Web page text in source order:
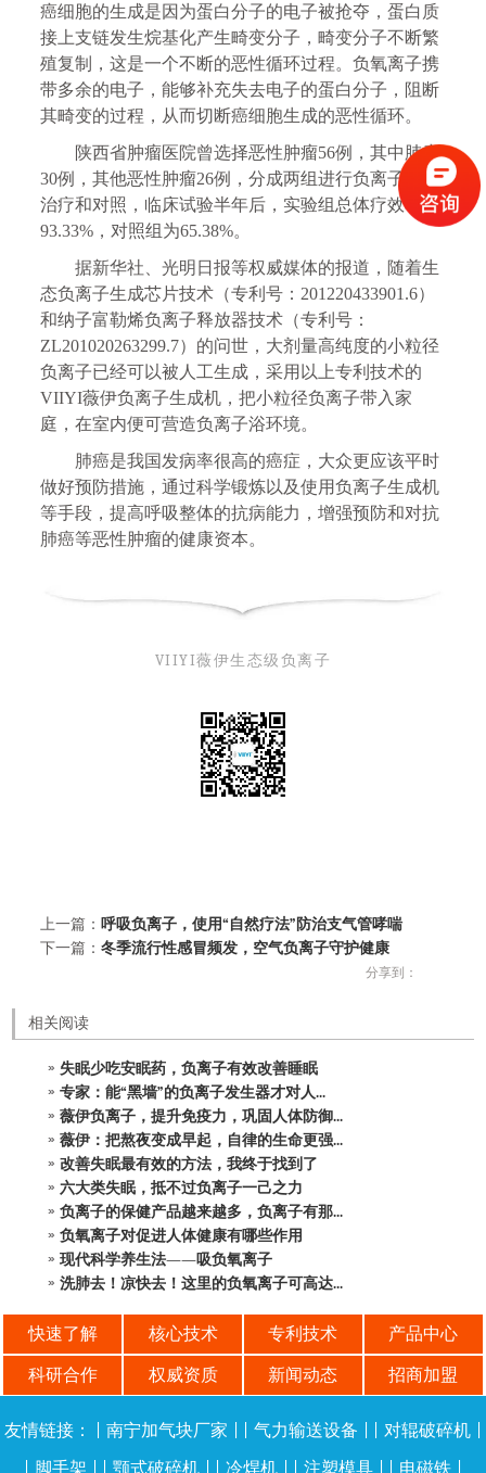
癌细胞的生成是因为蛋白分子的电子被抢夺，蛋白质
接上支链发生烷基化产生畸变分子，畸变分子不断繁
殖复制，这是一个不断的恶性循环过程。负氧离子携
带多余的电子，能够补充失去电子的蛋白分子，阻断
其畸变的过程，从而切断癌细胞生成的恶性循环。
陕西省肿瘤医院曾选择恶性肿瘤56例，其中肺癌
30例，其他恶性肿瘤26例，分成两组进行负离子吸入
治疗和对照，临床试验半年后，实验组总体疗效率为
93.33%，对照组为65.38%。
据新华社、光明日报等权威媒体的报道，随着生
态负离子生成芯片技术（专利号： 201220433901.6）
和纳子富勒烯负离子释放器技术（专利号：
ZL201020263299.7）的问世，大剂量高纯度的小粒径
负离子已经可以被人工生成，采用以上专利技术的
VIIYI薇伊负离子生成机，把小粒径负离子带入家
庭，在室内便可营造负离子浴环境。
肺癌是我国发病率很高的癌症，大众更应该平时
做好预防措施，通过科学锻炼以及使用负离子生成机
等手段，提高呼吸整体的抗病能力，增强预防和对抗
肺癌等恶性肿瘤的健康资本。
VIIYI薇伊生态级负离子
上一篇：呼吸负离子，使用“自然疗法”防治支气管哮喘
下一篇：冬季流行性感冒频发，空气负离子守护健康
分享到：
相关阅读
失眠少吃安眠药，负离子有效改善睡眠
专家：能“黑墙”的负离子发生器才对人...
薇伊负离子，提升免疫力，巩固人体防御...
薇伊：把熬夜变成早起，自律的生命更强...
改善失眠最有效的方法，我终于找到了
六大类失眠，抵不过负离子一己之力
负离子的保健产品越来越多，负离子有那...
负氧离子对促进人体健康有哪些作用
现代科学养生法——吸负氧离子
洗肺去！凉快去！这里的负氧离子可高达...
快速了解 核心技术 专利技术 产品中心
科研合作 权威资质 新闻动态 招商加盟
友情链接： 南宁加气块厂家 气力输送设备 对辊破碎机
脚手架 颚式破碎机 冷焊机 注塑模具 电磁铁